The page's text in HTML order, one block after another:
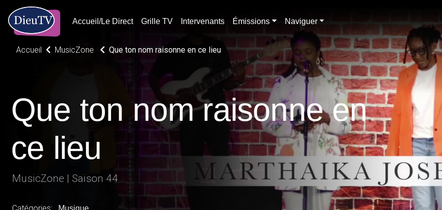
Accueil/Le Direct Grille TV Intervenants Émissions Naviguer
Accueil MusicZone Que ton nom raisonne en ce lieu
Que ton nom raisonne en
ce lieu
MusicZone | Saison 44
Musique